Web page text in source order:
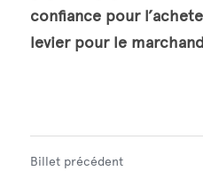
confiance pour
levier pour le
Billet précédent